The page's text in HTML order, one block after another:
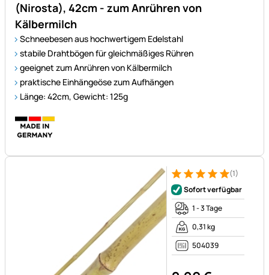
(Nirosta), 42cm - zum Anrühren von
Kälbermilch
Schneebesen aus hochwertigem Edelstahl
stabile Drahtbögen für gleichmäßiges Rühren
geeignet zum Anrühren von Kälbermilch
praktische Einhängeöse zum Aufhängen
Länge: 42cm, Gewicht: 125g
Bewertung: 5 von 5 (1
1 Bewertung
(1)
Sofort verfügbar
1 - 3 Tage
0,31 kg
504039